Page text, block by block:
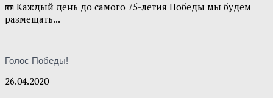
📼 Каждый день до самого 75-летия Победы мы будем
размещать...
Голос Победы!
26.04.2020